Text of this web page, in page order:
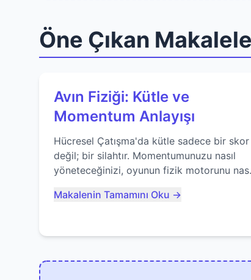
Öne Çıkan
Avın Fiziği: Kütle ve
Momentum Anlayışı
Hücresel Çatışma'da kütle sadece bir skor
değil; bir silahtır. Momentumunuzu nasıl
yöneteceğinizi, oyunun fizik motorunu nasıl
nasıl ustalaşacağınızı öğrenin...
Makalenin Tamamını Oku →